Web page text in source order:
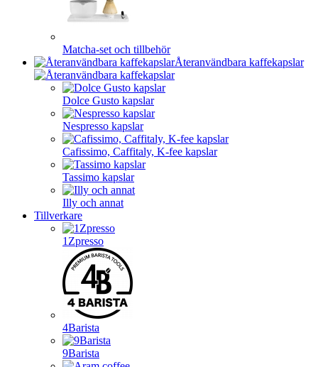
Matcha-set och tillbehör
Återanvändbara kaffekapslar
Dolce Gusto kapslar
Nespresso kapslar
Cafissimo, Caffitaly, K-fee kapslar
Tassimo kapslar
Illy och annat
Tillverkare
1Zpresso
4Barista
9Barista